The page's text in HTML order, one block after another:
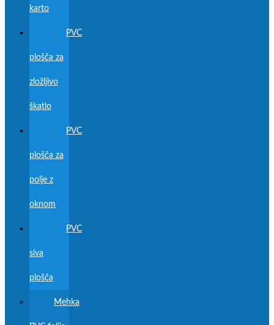
karto
PVC
plošča za
zložljivo
škatlo
PVC
plošča za
polje z
oknom
PVC
siva
plošča
Mehka